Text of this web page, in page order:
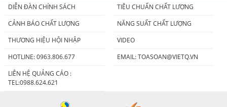
DIỄN ĐÀN CHÍNH SÁCH
TIÊU CHUẨN CHẤT LƯỢNG
CẢNH BÁO CHẤT LƯỢNG
NĂNG SUẤT CHẤT LƯỢNG
THƯƠNG HIỆU HỘI NHẬP
VIDEO
HOTLINE: 0963.806.677
EMAIL:TOASOAN@VIETQ.VN
LIÊN HỆ QUẢNG CÁO :
TEL:0988.624.621